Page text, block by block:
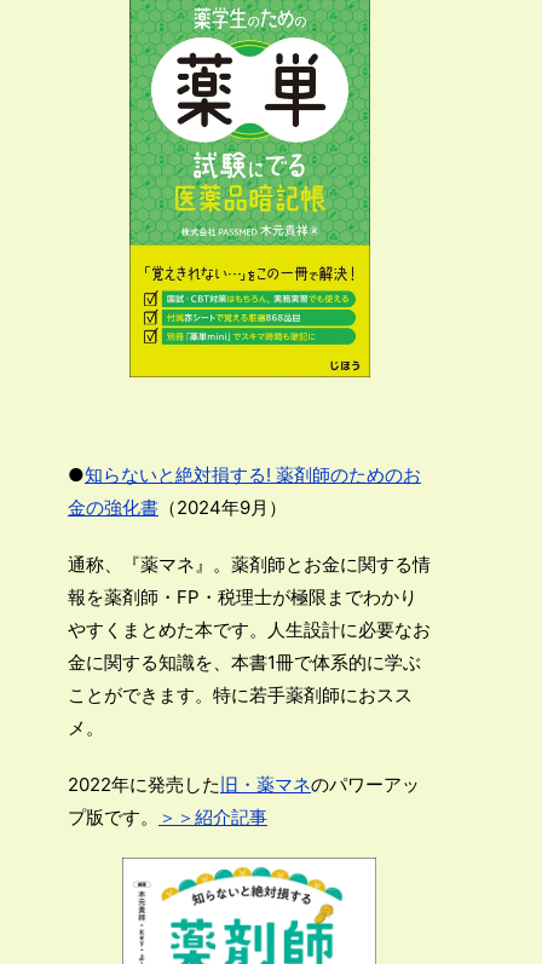
●知らないと絶対損する! 薬剤師のためのお
金の強化書 （2024年9月）
通称、『薬マネ』。薬剤師とお金に関する情
報を薬剤師・FP・税理士が極限までわかり
やすくまとめた本です。人生設計に必要なお
金に関する知識を、本書1冊で体系的に学ぶ
ことができます。特に若手薬剤師におスス
メ。
2022年に発売した旧・薬マネのパワーアッ
プ版です。
＞＞紹介記事